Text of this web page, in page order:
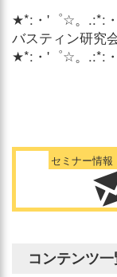
★*:・'゜☆。.:*:
バスティン研究
★*:・'゜☆。.:*:
セミナー情
コンテンツ一